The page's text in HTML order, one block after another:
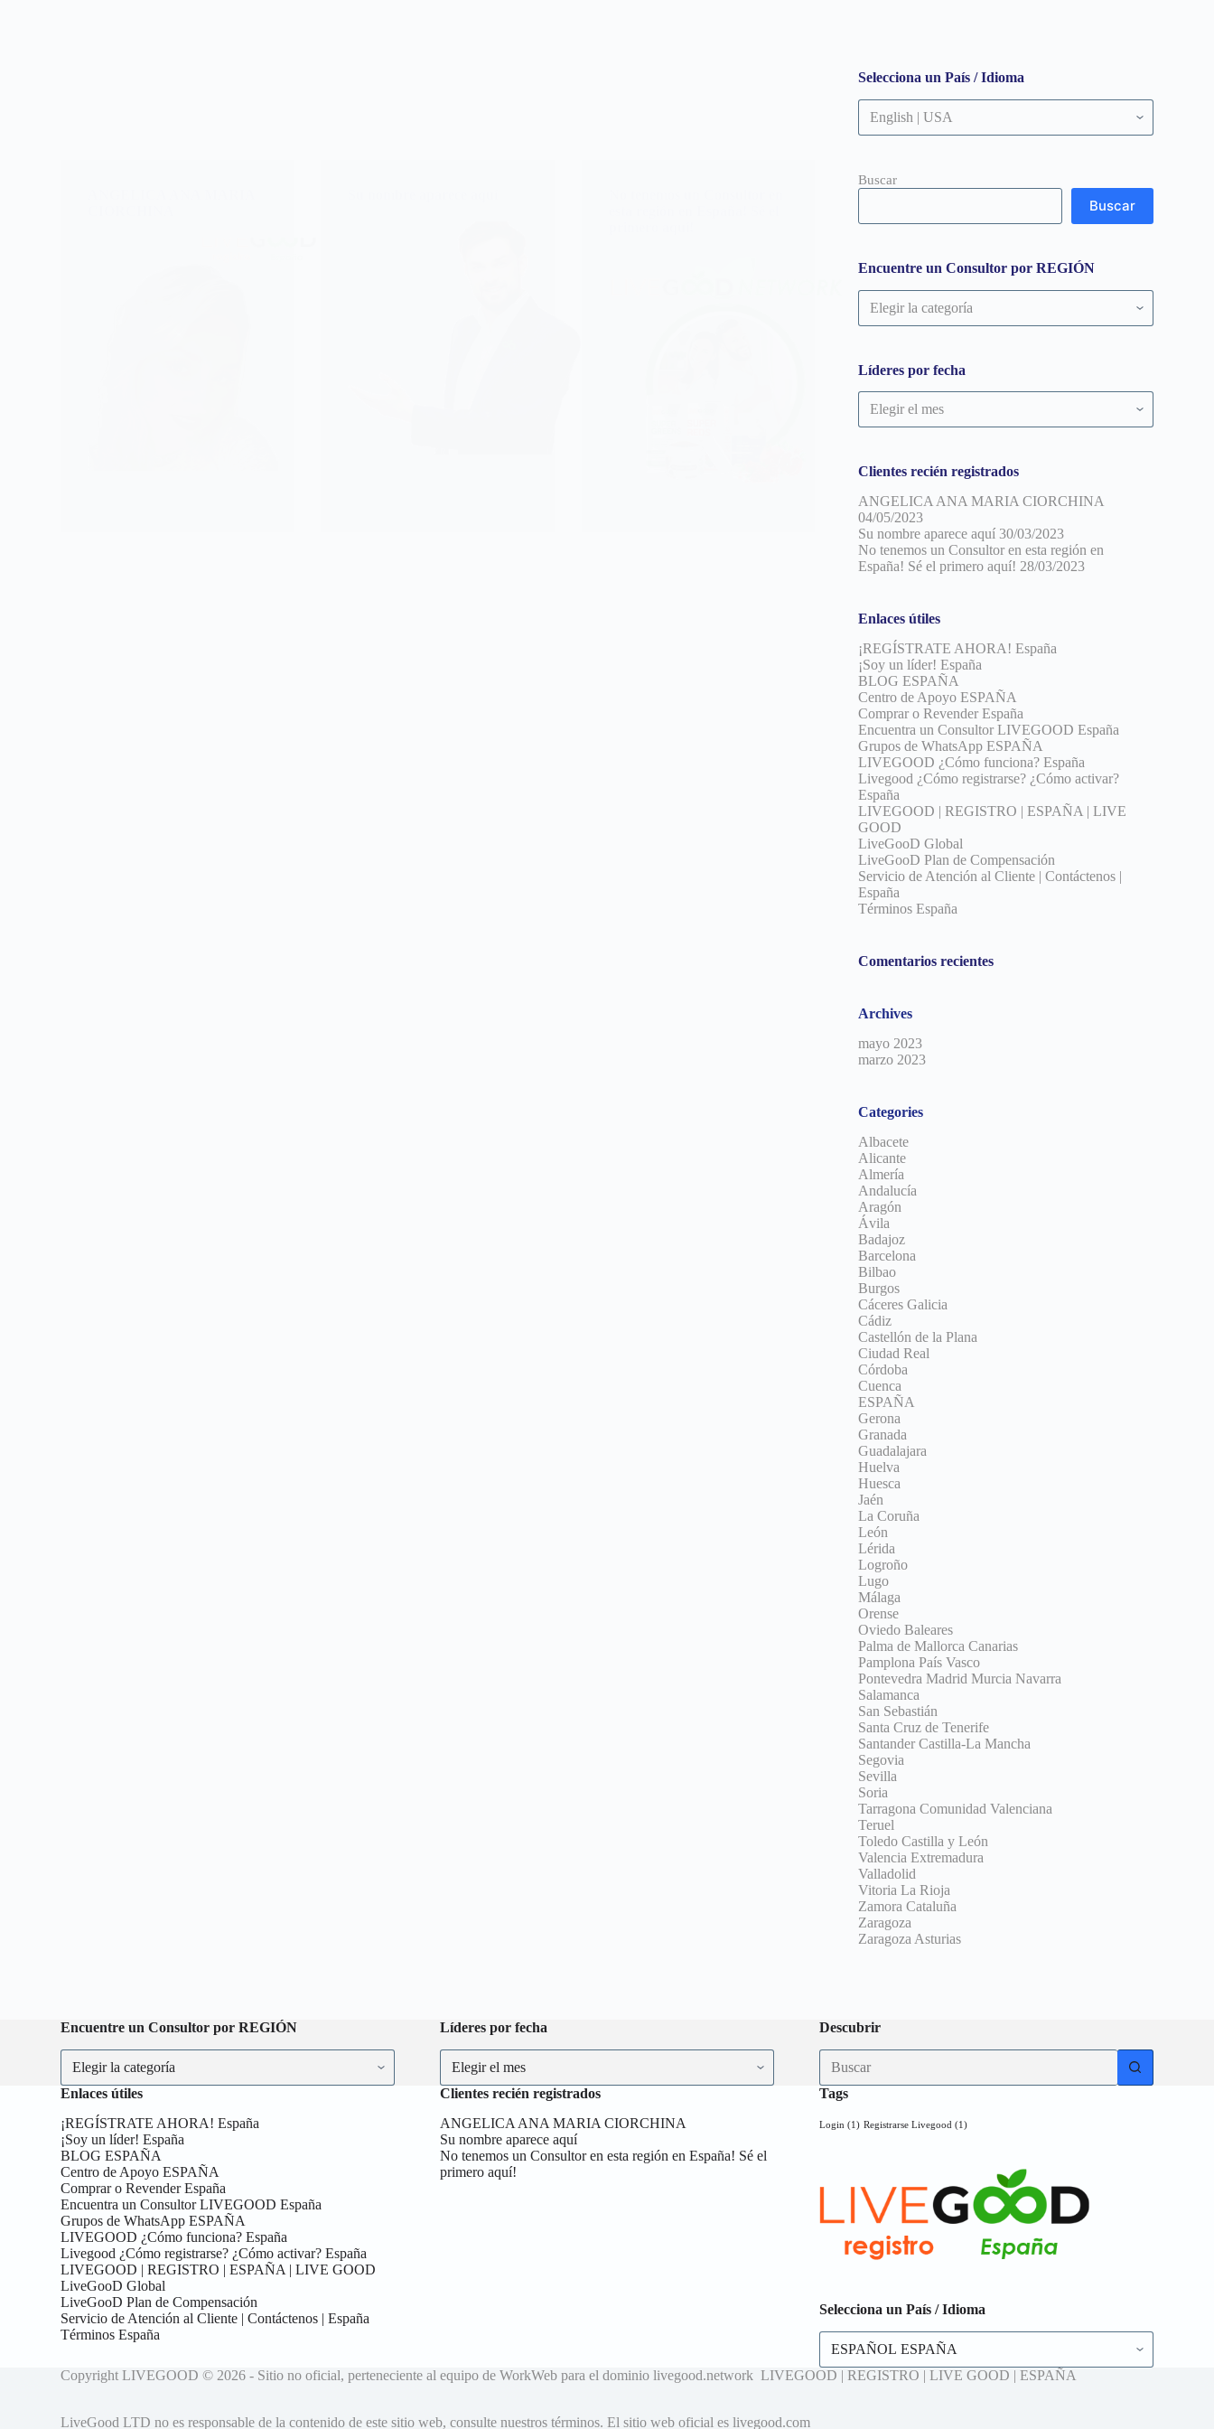
Selecciona un País / Idioma
Buscar
Buscar
Encuentre un Consultor por REGIÓN
Encuentre
un
Consultor
Líderes por fecha
Líderes
por
fecha
Clientes recién registrados
ANGELICA ANA MARIA CIORCHINA
04/05/2023
Su nombre aparece aquí 30/03/2023
No tenemos un Consultor en esta región en
España! Sé el primero aquí! 28/03/2023
Enlaces útiles
¡REGÍSTRATE AHORA! España
¡Soy un líder! España
BLOG ESPAÑA
Centro de Apoyo ESPAÑA
Comprar o Revender España
Encuentra un Consultor LIVEGOOD España
Grupos de WhatsApp ESPAÑA
LIVEGOOD ¿Cómo funciona? España
Livegood ¿Cómo registrarse? ¿Cómo activar?
España
LIVEGOOD | REGISTRO | ESPAÑA | LIVE
GOOD
LiveGooD Global
LiveGooD Plan de Compensación
Servicio de Atención al Cliente | Contáctenos |
España
Términos España
Comentarios recientes
Archives
mayo 2023
marzo 2023
Categories
Albacete
Alicante
Almería
Andalucía
Aragón
Ávila
Badajoz
Barcelona
Bilbao
Burgos
Cáceres Galicia
Cádiz
Castellón de la Plana
Ciudad Real
Córdoba
Cuenca
ESPAÑA
Gerona
Granada
Guadalajara
Huelva
Huesca
Jaén
La Coruña
León
Lérida
Logroño
Lugo
Málaga
Orense
Oviedo Baleares
Palma de Mallorca Canarias
Pamplona País Vasco
Pontevedra Madrid Murcia Navarra
Salamanca
San Sebastián
Santa Cruz de Tenerife
Santander Castilla-La Mancha
Segovia
Sevilla
Soria
Tarragona Comunidad Valenciana
Teruel
Toledo Castilla y León
Valencia Extremadura
Valladolid
Vitoria La Rioja
Zamora Cataluña
Zaragoza
Zaragoza Asturias
Encuentre un Consultor por REGIÓN
Encuentre
un
Consultor
por
REGIÓN
Líderes por fecha
Líderes
por
fecha
Descubrir
Sin
resultados
Enlaces útiles
¡REGÍSTRATE AHORA! España
¡Soy un líder! España
BLOG ESPAÑA
Centro de Apoyo ESPAÑA
Comprar o Revender España
Encuentra un Consultor LIVEGOOD España
Grupos de WhatsApp ESPAÑA
LIVEGOOD ¿Cómo funciona? España
Livegood ¿Cómo registrarse? ¿Cómo activar? España
LIVEGOOD | REGISTRO | ESPAÑA | LIVE GOOD
LiveGooD Global
LiveGooD Plan de Compensación
Servicio de Atención al Cliente | Contáctenos | España
Términos España
Clientes recién registrados
ANGELICA ANA MARIA CIORCHINA
Su nombre aparece aquí
No tenemos un Consultor en esta región en España! Sé el
primero aquí!
Tags
Login (1) Registrarse Livegood (1)
Selecciona un País / Idioma
Selecciona
un
País
/
Copyright LIVEGOOD © 2026 - Sitio no oficial, perteneciente al equipo de WorkWeb para el dominio livegood.network LIVEGOOD | REGISTRO | LIVE GOOD | ESPAÑA
LiveGood LTD no es responsable de la contenido de este sitio web, consulte nuestros términos. El sitio web oficial es livegood.com